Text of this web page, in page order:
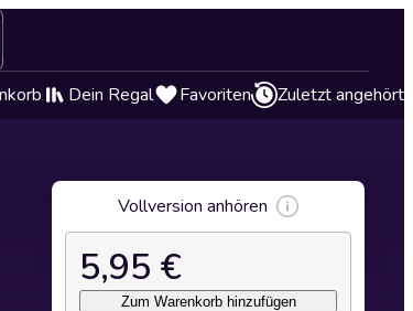
Dein Regal Favoriten Zuletzt angehört
Vollversion anhören
5,95 €
Zum Warenkorb hinzufügen